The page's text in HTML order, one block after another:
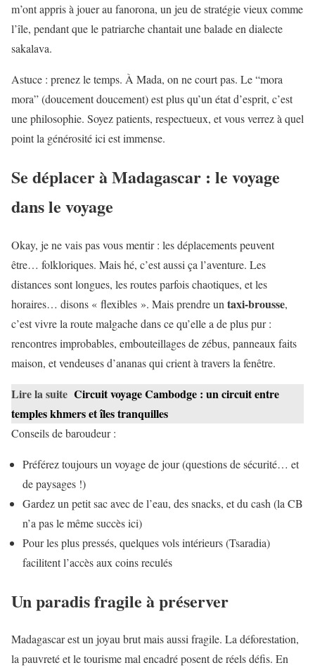
m’ont appris à jouer au fanorona, un jeu de stratégie vieux comme
l’île, pendant que le patriarche chantait une balade en dialecte
sakalava.
Astuce : prenez le temps. À Mada, on ne court pas. Le “mora
mora” (doucement doucement) est plus qu’un état d’esprit, c’est
une philosophie. Soyez patients, respectueux, et vous verrez à quel
point la générosité ici est immense.
Se déplacer à Madagascar : le voyage
dans le voyage
Okay, je ne vais pas vous mentir : les déplacements peuvent
être… folkloriques. Mais hé, c’est aussi ça l’aventure. Les
distances sont longues, les routes parfois chaotiques, et les
horaires… disons « flexibles ». Mais prendre un taxi-brousse,
c’est vivre la route malgache dans ce qu’elle a de plus pur :
rencontres improbables, embouteillages de zébus, panneaux faits
maison, et vendeuses d’ananas qui crient à travers la fenêtre.
Lire la suite Circuit voyage Cambodge : un circuit entre
temples khmers et îles tranquilles
Conseils de baroudeur :
Préférez toujours un voyage de jour (questions de sécurité… et
de paysages !)
Gardez un petit sac avec de l’eau, des snacks, et du cash (la CB
n’a pas le même succès ici)
Pour les plus pressés, quelques vols intérieurs (Tsaradia)
facilitent l’accès aux coins reculés
Un paradis fragile à préserver
Madagascar est un joyau brut mais aussi fragile. La déforestation,
la pauvreté et le tourisme mal encadré posent de réels défis. En